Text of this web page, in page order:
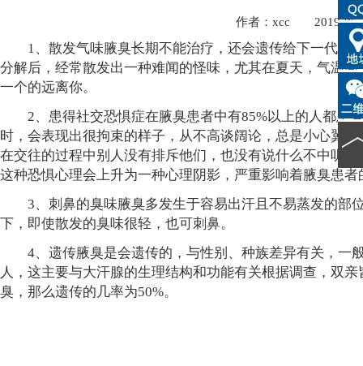
作者：xcc 2019-05-
1、散发气味腋臭长期不能治疗，还会遗传给下一代，
分解后，经常散发出一种难闻的怪味，尤其在夏天，气温
一个的远离你。
2、患得社交恐惧症在腋臭患者中有85%以上的人都患
时，会表现出很拘束的样子，从不高谈阔论，总是小心翼
在交往的过程中别人没有排斥他们，也没有说什么不中听
这种恐惧心理会上升为一种心理阴影，严重影响着腋臭患者
3、刺鼻的臭味腋臭多发生于容易出汗且不易蒸发的部
下，即使散发的臭味很轻，也可刺鼻。
4、遗传腋臭是会遗传的，与性别、种族差异有关，一
人，这主要与大汗腺的生理结构和功能有关根据调查，双
臭，那么遗传的几率为50%。